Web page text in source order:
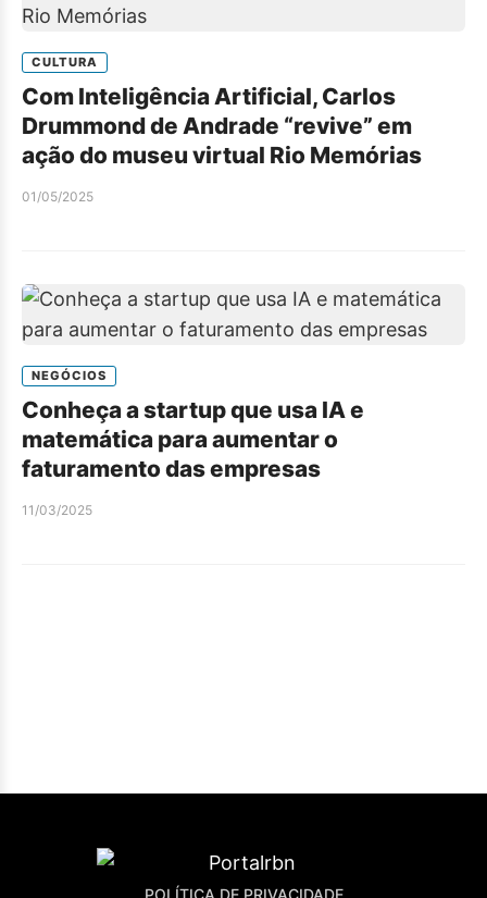
CULTURA
Com Inteligência Artificial, Carlos
Drummond de Andrade “revive” em
ação do museu virtual Rio Memórias
01/05/2025
NEGÓCIOS
Conheça a startup que usa IA e
matemática para aumentar o
faturamento das empresas
11/03/2025
POLÍTICA DE PRIVACIDADE